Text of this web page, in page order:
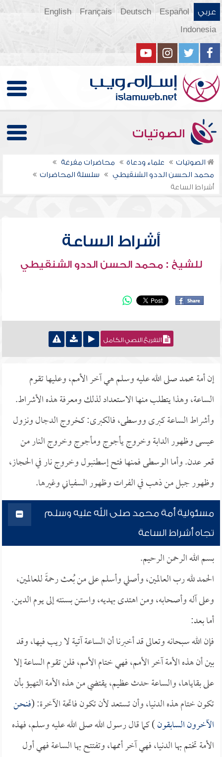
عربي Español
Deutsch
Français
English
Indonesia
الصوتيات
الصوتيات علماء ودعاة
محاضرات مفرغة
محمد الحسن الددو الشنقيطي
سلسلة المحاضرات
أشراط الساعة
أشراط الساعة
للشيخ : محمد الحسن الددو الشنقيطي
التفريغ النصي الكامل
إن أمة محمد صلى الله عليه وسلم هي آخر الأمم، وعليها تقوم
الساعة، وهذا يتطلب منها الاستعداد لذلك ومعرفة هذه الأشراط.
وأشراط الساعة كبرى ووسطى، فالكبرى: كخروج الدجال ونزول
عيسى وظهور الدابة وخروج يأجوج ومأجوج وخروج النار من
قعر عدن. وأما الوسطى فمنها فتح إسطنبول وخروج نار في الحجاز،
وظهور جبل من ذهب في الفرات وظهور السفياني وغيرها.
مسئولية أمة محمد صلى الله عليه وسلم
تجاه أشراط الساعة
بسم الله الرحمن الرحيم.
الحمد لله رب العالمين، وأصلي وأسلم على من بُعث رحمةً للعالمين،
وعلى آله وأصحابه، ومن اهتدى بهديه، واستن بسنته إلى يوم الدين.
أما بعد:
فإن الله سبحانه وتعالى قد أخبرنا أن الساعة آتية لا ريب فيها، وقد
بين أن هذه الأمة آخر الأمم، فهي ختام الأمم، فلن تقوم الساعة إلا
على بقاياها، والساعة حدث عظيم، يقتضي من هذه الأمة التهيؤ بأن
تكون ختام هذه الدنيا، وأن تستعد لأن تكون فاتحة الآخرة: (فنحن
الآخرون السابقون) كما قال رسول الله صلى الله عليه وسلم، فهذه
الأمة تختم بها الدنيا، فهي آخر أممها، وتفتتح بها الساعة فهي أول